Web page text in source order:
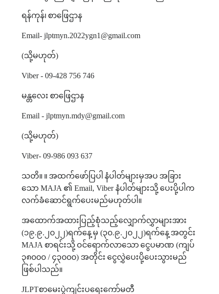
ရန်ကုန်၊ စာဖြေဌာန
Email- jlptmyn.2022ygn1@gmail.com
(သို့မဟုတ်)
Viber - 09-428 756 746
မန္တလေး စာဖြေဌာန
Email - jlptmyn.mdy@gmail.com
(သို့မဟုတ်)
Viber- 09-986 093 637
သတိ။ ။ အထက်ဖော်ပြပါ နံပါတ်များမှအပ အခြား
သော MAJA ၏ Email, Viberနံပါတ်များသို့ ပေးပို့ပါက
လက်ခံဆောင်ရွက်ပေးမည်မဟုတ်ပါ။
အထောက်အထားပြည့်စုံသည့်လျှောက်လွှာများအား
(၁၉.၉. ၂၀၂၂)ရက်နေ့ မှ (၃၀.၉. ၂၀၂၂)ရက်နေ့ အတွင်း
MAJA စာရင်းသို့ ဝင်ရောက်လာသော ငွေပမာဏ (ကျပ်
၃၈၀၀၀ / ၄၃၀၀၀) အတိုင်း ငွေလွှဲပေးပို့ပေးသွားမည်
ဖြစ်ပါသည်။
JLPTစာမေးပွဲကျင်းပရေးကော်မတီ